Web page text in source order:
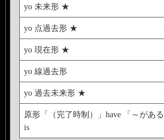
yo 未来形 ★
yo 点過去形 ★
yo 現在形 ★
yo 線過去形
yo 過去未来形 ★
原形「（完了時制）」have 「～があ
is